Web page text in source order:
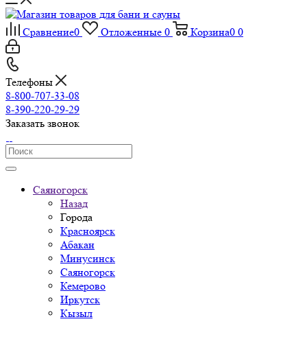
Сравнение0 Отложенные 0 Корзина0 0
Телефоны
8-800-707-33-08
8-390-220-29-29
Заказать звонок
Саяногорск
Назад
Города
Красноярск
Абакан
Минусинск
Саяногорск
Кемерово
Иркутск
Кызыл